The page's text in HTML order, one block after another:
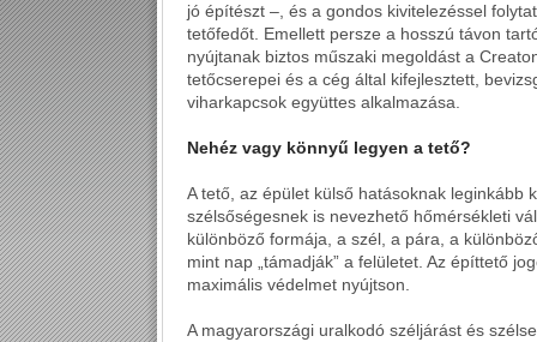
jó építészt –, és a gondos kivitelezéssel
tetőfedőt. Emellett persze a hosszú távon
nyújtanak biztos műszaki megoldást a
tetőcserepei és a cég által kifejlesztett,
viharkapcsok együttes alkalmazása.
Nehéz vagy könnyű legyen a tető?
A tető, az épület külső hatásoknak leginkább
szélsőségesnek is nevezhető hőmérsékleti
különböző formája, a szél, a pára, a
mint nap „támadják” a felületet. Az építtető
maximális védelmet nyújtson.
A magyarországi uralkodó széljárást és